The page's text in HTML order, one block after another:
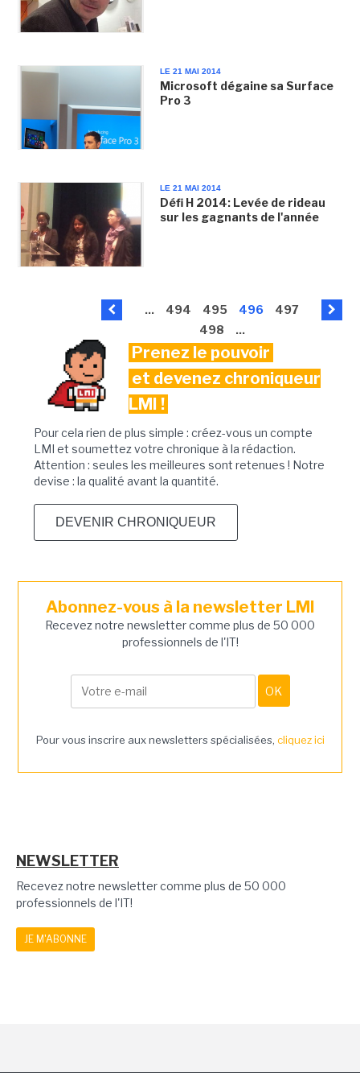
LE 21 MAI 2014
Microsoft dégaine sa Surface
Pro 3
LE 21 MAI 2014
Défi H 2014: Levée de rideau
sur les gagnants de l'année
... 494 495 496
497
498
...
Prenez le pouvoir
et devenez chroniqueur
LMI !
Pour cela rien de plus simple : créez-vous un compte
LMI et soumettez votre chronique à la rédaction.
Attention : seules les meilleures sont retenues ! Notre
devise : la qualité avant la quantité.
DEVENIR CHRONIQUEUR
Abonnez-vous à la newsletter LMI
Recevez notre newsletter comme plus de 50 000
professionnels de l'IT!
Pour vous inscrire aux newsletters spécialisées, cliquez ici
NEWSLETTER
Recevez notre newsletter comme plus de 50 000
professionnels de l'IT!
JE M'ABONNE